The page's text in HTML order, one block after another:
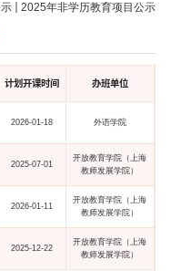
2025年非学历教育项目公示
计划开课时间 办班单位
2026-01-18 外语学院
2025-07-01
开放教育学院（上海
教师发展学院）
2026-01-11
开放教育学院（上海
教师发展学院）
2025-12-22
开放教育学院（上海
教师发展学院）